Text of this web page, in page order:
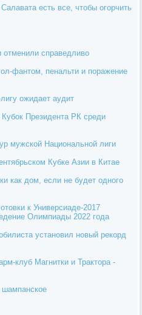
есть все, чтобы огорчить
справедливо
фантом, пенальти и поражение
ожидает аудит
Президента РК среди
мужской Национальной лиги
Кубке Азии в Китае
как дом, если не будет одного
к Универсиаде-2017
Олимпиады 2022 года
установил новый рекорд
клуб Магнитки и Трактора -
шампанское